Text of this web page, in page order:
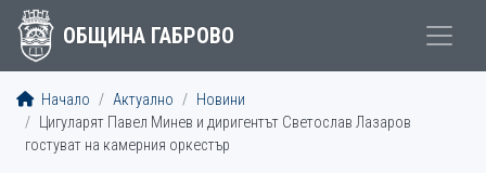
ОБЩИНА ГАБРОВО
Начало Актуално
Новини
Цигуларят Павел Минев и диригентът Светослав Лазаров
гостуват на камерния оркестър